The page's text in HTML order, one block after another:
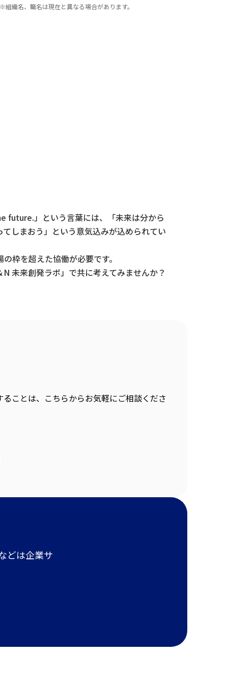
※組織名、職名は現在と異なる場合があります。
future.」という言葉には、「未来は分から
しまおう」という意気込みが込められてい
枠を超えた協働が必要です。
未来創発ラボ」で共に考えてみませんか？
ことは、こちらからお気軽にご相談くださ
どは企業サ